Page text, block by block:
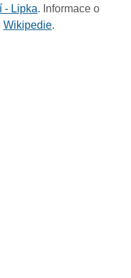
- Lipka. Informace o
Wikipedie.